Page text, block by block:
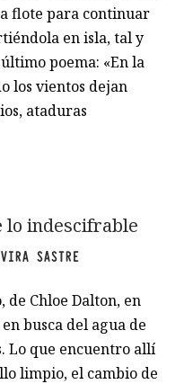
flote para continuar
en isla, tal y
poema: «En la
los vientos dejan
ataduras
lo indescifrable
SASTRE
de Chloe Dalton, en
busca del agua de
Lo que encuentro allí
limpio, el cambio de